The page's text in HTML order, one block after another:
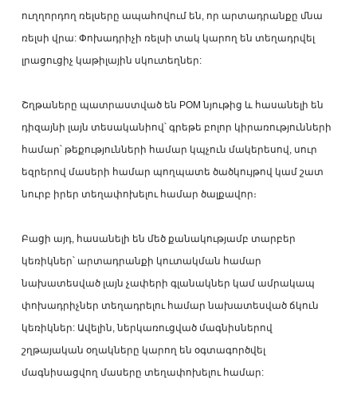
ուղղորդող ռելսերը ապահովում են, որ արտադրանքը մնա
ռելսի վրա: Փոխադրիչի ռելսի տակ կարող են տեղադրվել
լրացուցիչ կաթիլային սկուտեղներ:
Շղթաները պատրաստված են POM նյութից և հասանելի են
դիզայնի լայն տեսականիով՝ գրեթե բոլոր կիրառությունների
համար՝ թեքությունների համար կպչուն մակերեսով, սուր
եզրերով մասերի համար պողպատե ծածկույթով կամ շատ
նուրբ իրեր տեղափոխելու համար ծալքավոր։
Բացի այդ, հասանելի են մեծ քանակությամբ տարբեր
կեռիկներ՝ արտադրանքի կուտակման համար
նախատեսված լայն չափերի գլանակներ կամ ամրակապ
փոխադրիչներ տեղադրելու համար նախատեսված ճկուն
կեռիկներ: Ավելին, ներկառուցված մագնիսներով
շղթայական օղակները կարող են օգտագործվել
մագնիսացվող մասերը տեղափոխելու համար: